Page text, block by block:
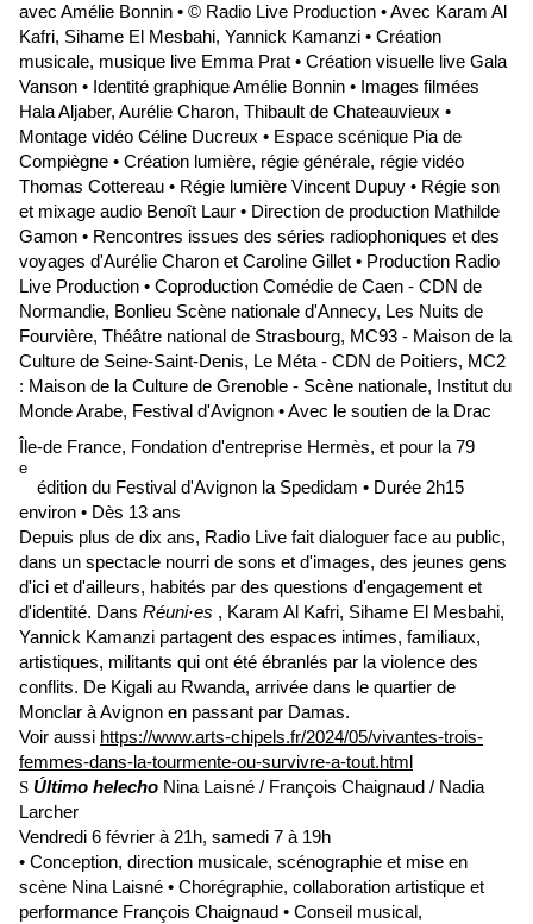
avec Amélie Bonnin • © Radio Live Production • Avec Karam Al
Kafri, Sihame El Mesbahi, Yannick Kamanzi • Création
musicale, musique live Emma Prat • Création visuelle live Gala
Vanson • Identité graphique Amélie Bonnin • Images filmées
Hala Aljaber, Aurélie Charon, Thibault de Chateauvieux •
Montage vidéo Céline Ducreux • Espace scénique Pia de
Compiègne • Création lumière, régie générale, régie vidéo
Thomas Cottereau • Régie lumière Vincent Dupuy • Régie son
et mixage audio Benoît Laur • Direction de production Mathilde
Gamon • Rencontres issues des séries radiophoniques et des
voyages d'Aurélie Charon et Caroline Gillet • Production Radio
Live Production • Coproduction Comédie de Caen - CDN de
Normandie, Bonlieu Scène nationale d'Annecy, Les Nuits de
Fourvière, Théâtre national de Strasbourg, MC93 - Maison de la
Culture de Seine-Saint-Denis, Le Méta - CDN de Poitiers, MC2
: Maison de la Culture de Grenoble - Scène nationale, Institut du
Monde Arabe, Festival d'Avignon • Avec le soutien de la Drac
Île-de France, Fondation d'entreprise Hermès, et pour la 79
e
édition du Festival d'Avignon la Spedidam • Durée 2h15
environ • Dès 13 ans
Depuis plus de dix ans, Radio Live fait dialoguer face au public,
dans un spectacle nourri de sons et d'images, des jeunes gens
d'ici et d'ailleurs, habités par des questions d'engagement et
d'identité. Dans Réuni·es , Karam Al Kafri, Sihame El Mesbahi,
Yannick Kamanzi partagent des espaces intimes, familiaux,
artistiques, militants qui ont été ébranlés par la violence des
conflits. De Kigali au Rwanda, arrivée dans le quartier de
Monclar à Avignon en passant par Damas.
Voir aussi https://www.arts-chipels.fr/2024/05/vivantes-trois-
femmes-dans-la-tourmente-ou-survivre-a-tout.html
S Último helecho Nina Laisné / François Chaignaud / Nadia
Larcher
Vendredi 6 février à 21h, samedi 7 à 19h
• Conception, direction musicale, scénographie et mise en
scène Nina Laisné • Chorégraphie, collaboration artistique et
performance François Chaignaud • Conseil musical,